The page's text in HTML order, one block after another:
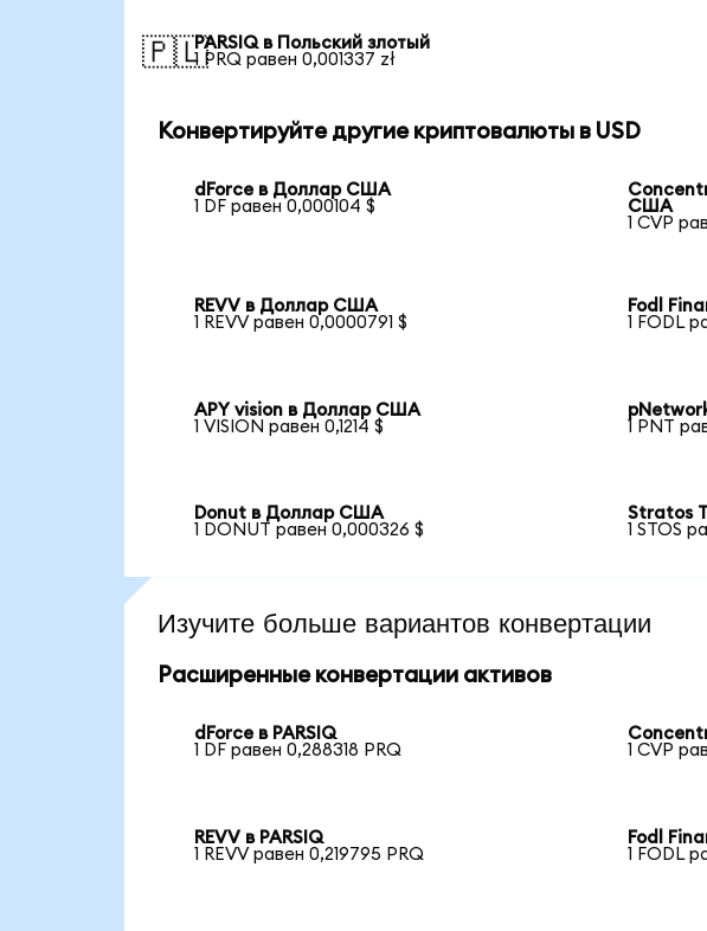
🇵🇱PARSIQ в Польский злотый
1 PRQ равен 0,001337 zł
Конвертируйте другие криптовалюты в USD
dForce в Доллар США
1 DF равен 0,000104 $
США
1 CVP
REVV в Доллар США
1 REVV равен 0,0000791 $
Fodl
1 FODL
APY vision в Доллар США
1 VISION равен 0,1214 $
1 PNT
Donut в Доллар США
1 DONUT равен 0,000326 $
Stratos
1 STOS
Изучите больше вариантов конвертации
Расширенные конвертации активов
dForce в PARSIQ
1 DF равен 0,288318 PRQ
1 CVP
REVV в PARSIQ
1 REVV равен 0,219795 PRQ
Fodl
1 FODL